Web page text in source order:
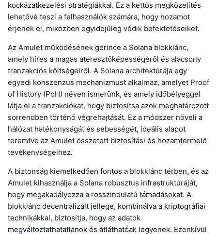
kockázatkezelési stratégiákkal. Ez a kettős megközelítés
lehetővé teszi a felhasználók számára, hogy hozamot
érjenek el, miközben egyidejűleg védik befektetéseiket.
Az Amulet működésének gerince a Solana blokklánc,
amely híres a magas áteresztőképességéről és alacsony
tranzakciós költségeiről. A Solana architektúrája egy
egyedi konszenzus mechanizmust alkalmaz, amelyet Proof
of History (PoH) néven ismerünk, és amely időbélyeggel
látja el a tranzakciókat, hogy biztosítsa azok meghatározott
sorrendben történő végrehajtását. Ez a módszer növeli a
hálózat hatékonyságát és sebességét, ideális alapot
teremtve az Amulet összetett biztosítási és hozamtermelő
tevékenységeihez.
A biztonság kiemelkedően fontos a blokklánc térben, és az
Amulet kihasználja a Solana robusztus infrastruktúráját,
hogy megakadályozza a rosszindulatú támadásokat. A
blokklánc decentralizált jellege, kombinálva a kriptográfiai
technikákkal, biztosítja, hogy az adatok
megváltoztathatatlanok és átláthatóak legyenek. Ezenkívül